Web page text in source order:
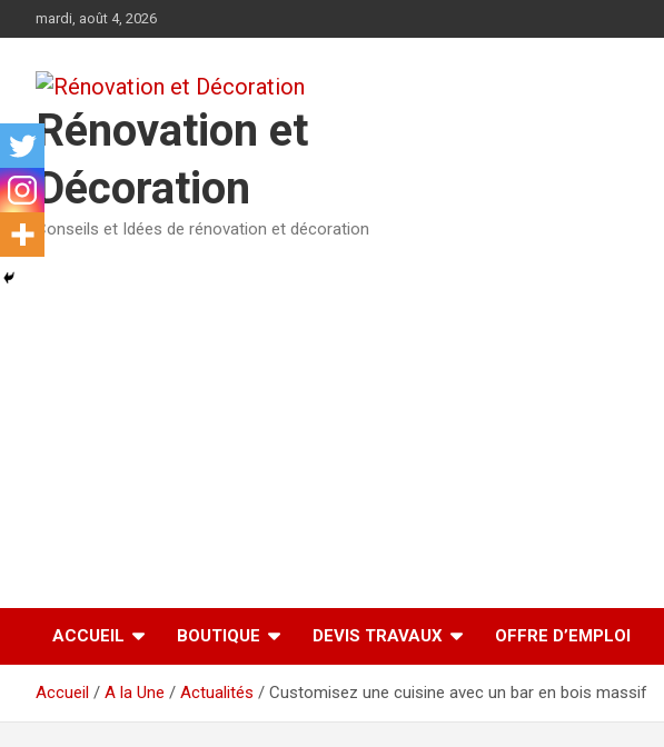
au
mardi, août 4, 2026
Rénovation et
Décoration
Conseils et Idées de rénovation et décoration
ACCUEIL BOUTIQUE DEVIS TRAVAUX OFFRE D’EMPLOI
Accueil A la Une Actualités Customisez une cuisine avec un bar en bois massif